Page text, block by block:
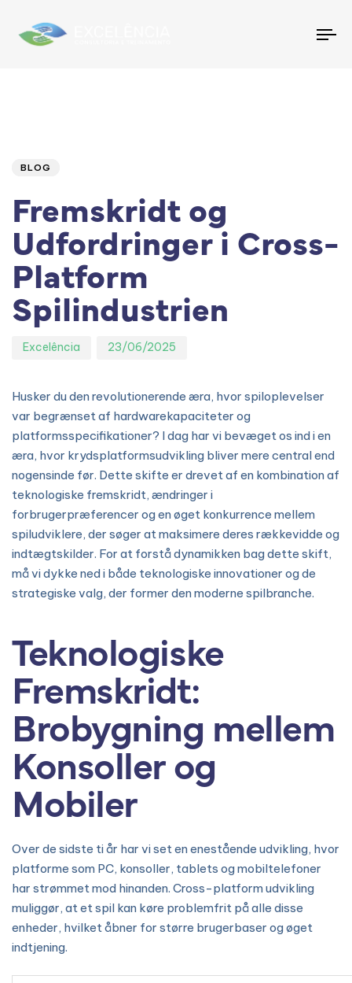
BLOG
Fremskridt og
Udfordringer i Cross-
Platform
Spilindustrien
Excelência 23/06/2025
Husker du den revolutionerende æra, hvor spiloplevelser
var begrænset af hardwarekapaciteter og
platformsspecifikationer? I dag har vi bevæget os ind i en
æra, hvor krydsplatformsudvikling bliver mere central end
nogensinde før. Dette skifte er drevet af en kombination af
teknologiske fremskridt, ændringer i
forbrugerpræferencer og en øget konkurrence mellem
spiludviklere, der søger at maksimere deres rækkevidde og
indtægtskilder. For at forstå dynamikken bag dette skift,
må vi dykke ned i både teknologiske innovationer og de
strategiske valg, der former den moderne spilbranche.
Teknologiske
Fremskridt:
Brobygning mellem
Konsoller og
Mobiler
Over de sidste ti år har vi set en enestående udvikling, hvor
platforme som PC, konsoller, tablets og mobiltelefoner
har strømmet mod hinanden. Cross-platform udvikling
muliggør, at et spil kan køre problemfrit på alle disse
enheder, hvilket åbner for større brugerbaser og øget
indtjening.